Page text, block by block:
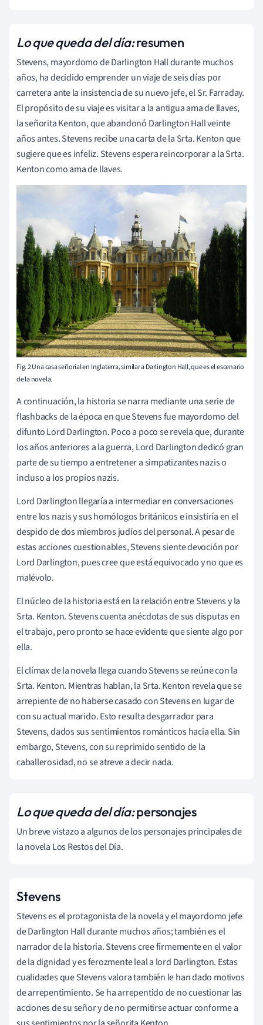
Lo que queda del día:resumen
Stevens, mayordomo de Darlington Hall durante muchos
años, ha decidido emprender un viaje de seis días por
carretera ante la insistencia de su nuevo jefe, el Sr. Farraday.
El propósito de su viaje es visitar a la antigua ama de llaves,
la señorita Kenton, que abandonó Darlington Hall veinte
años antes. Stevens recibe una carta de la Srta. Kenton que
sugiere que es infeliz. Stevens espera reincorporar a la Srta.
Kenton como ama de llaves.
Fig. 2 Una casa señorial en Inglaterra, similar a Darlington Hall, que es el escenario
de la novela.
A continuación, la historia se narra mediante una serie de
flashbacks de la época en que Stevens fue mayordomo del
difunto Lord Darlington. Poco a poco se revela que, durante
los años anteriores a la guerra, Lord Darlington dedicó gran
parte de su tiempo a entretener a simpatizantes nazis o
incluso a los propios nazis.
Lord Darlington llegaría a intermediar en conversaciones
entre los nazis y sus homólogos británicos e insistiría en el
despido de dos miembros judíos del personal. A pesar de
estas acciones cuestionables, Stevens siente devoción por
Lord Darlington, pues cree que está equivocado y no que es
malévolo.
El núcleo de la historia está en la relación entre Stevens y la
Srta. Kenton. Stevens cuenta anécdotas de sus disputas en
el trabajo, pero pronto se hace evidente que siente algo por
ella.
El clímax de la novela llega cuando Stevens se reúne con la
Srta. Kenton. Mientras hablan, la Srta. Kenton revela que se
arrepiente de no haberse casado con Stevens en lugar de
con su actual marido. Esto resulta desgarrador para
Stevens, dados sus sentimientos románticos hacia ella. Sin
embargo, Stevens, con su reprimido sentido de la
caballerosidad, no se atreve a decir nada.
Lo que queda del día:personajes
Un breve vistazo a algunos de los personajes principales de
la novela Los Restos del Día.
Stevens
Stevens es el protagonista de la novelay el mayordomo jefe
de Darlington Hall durante muchos años; también es el
narrador de la historia. Stevens cree firmemente en el valor
de la dignidad y es ferozmente leal a lord Darlington. Estas
cualidades que Stevens valora también le han dado motivos
de arrepentimiento. Se ha arrepentido de no cuestionar las
acciones de su señor y de no permitirse actuar conforme a